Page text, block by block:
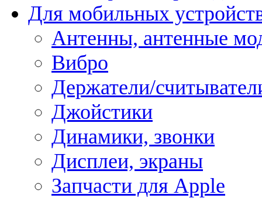
Для мобильных
Антенны, антенные
Вибро
Держатели/
Джойстики
Динамики, звонки
Дисплеи, экраны
Запчасти для Apple